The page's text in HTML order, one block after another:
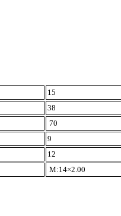
15
38
70
9
12
M:14×2.00